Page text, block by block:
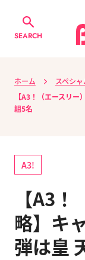
SEARCH
ホーム スペシ
【A3！（エースリ
組5名
A3!
【A3
略】キ
弾は皇